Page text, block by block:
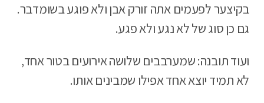
בקיצער לפעמים אתה זורק אבן ולא פוגע בשומדבר.
גם כן סוג של לא נגע ולא פגע.
ועוד תובנה: שמערבבים שלושה אירועים בטור אחד,
לא תמיד יוצא אחד אפילו שמבינים אותו.